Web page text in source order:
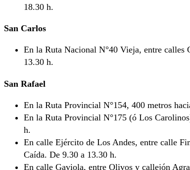
18.30 h.
San Carlos
En la Ruta Nacional N°40 Vieja, entre
13.30 h.
San Rafael
En la Ruta Provincial N°154, 400 metros
En la Ruta Provincial N°175 (ó Los
h.
En calle Ejército de Los Andes, entre calle
Caída. De 9.30 a 13.30 h.
En calle Gaviola, entre Olivos y callejón